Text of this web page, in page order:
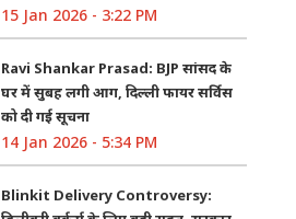
15 Jan 2026 - 3:22 PM
Ravi Shankar Prasad: BJP सांसद के
घर में सुबह लगी आग, दिल्ली फायर सर्विस
को दी गई सूचना
14 Jan 2026 - 5:34 PM
Blinkit Delivery Controversy: